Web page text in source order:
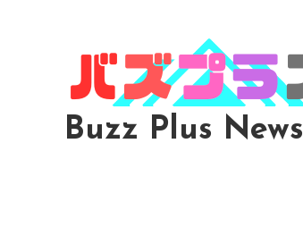
Buzz Plus News